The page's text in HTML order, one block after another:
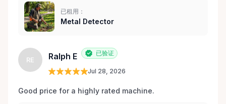
已租用：
Metal Detector
RE Ralph E 已验证
Jul 28, 2026
Good price for a highly rated machine.